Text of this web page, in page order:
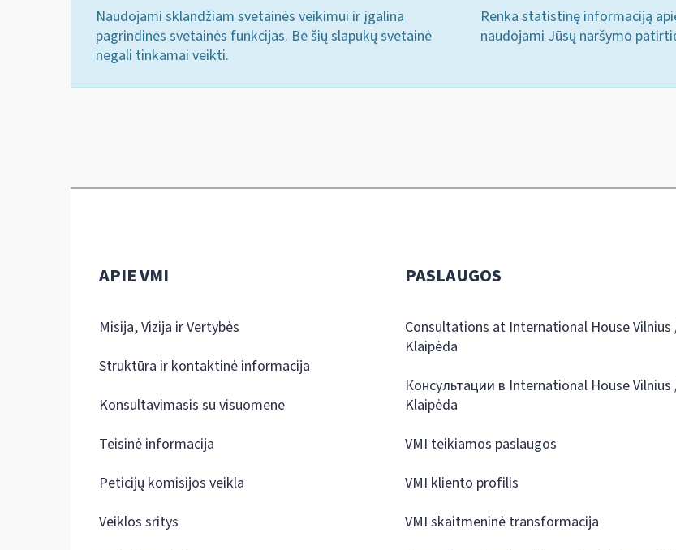
Naudojami sklandžiam svetainės veikimui ir įgalina
pagrindines svetainės funkcijas. Be šių slapukų svetainė
negali tinkamai veikti.
Renka statistinę informaciją
naudojami Jūsų naršymo
APIE VMI
Misija, Vizija ir Vertybės
Struktūra ir kontaktinė informacija
Konsultavimasis su visuomene
Teisinė informacija
Peticijų komisijos veikla
Veiklos sritys
PASLAUGOS
Consultations at International House Vilnius
Klaipėda
Консультации в International House Vilnius
Klaipėda
VMI teikiamos paslaugos
VMI kliento profilis
VMI skaitmeninė transformacija